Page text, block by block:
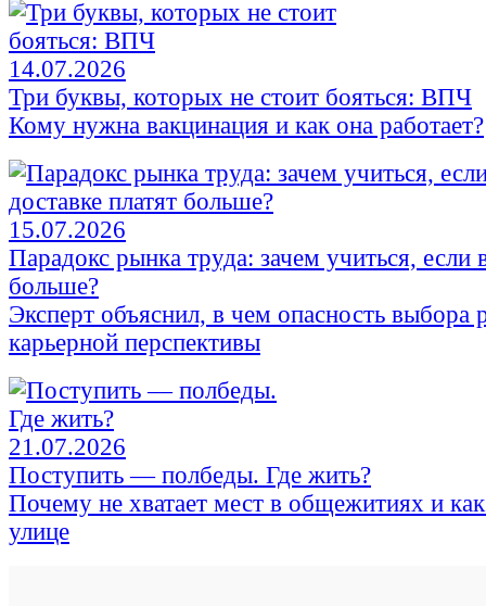
14.07.2026
Три буквы, которых не стоит бояться: ВПЧ
Кому нужна вакцинация и как она работает?
15.07.2026
Парадокс рынка труда: зачем учиться, если
больше?
Эксперт объяснил, в чем опасность выбора
карьерной перспективы
21.07.2026
Поступить — полбеды. Где жить?
Почему не хватает мест в общежитиях и как
улице